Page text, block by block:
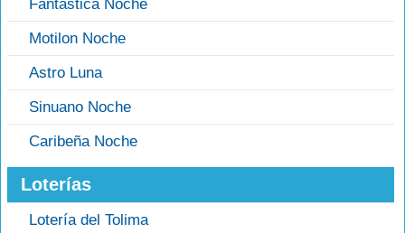
Fantástica Noche
Motilon Noche
Astro Luna
Sinuano Noche
Caribeña Noche
Loterías
Lotería del Tolima